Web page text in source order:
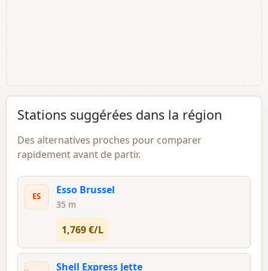
Stations suggérées dans la région
Des alternatives proches pour comparer
rapidement avant de partir.
ES Esso Brussel
35 m
1,769 €/L
Shell Express Jette